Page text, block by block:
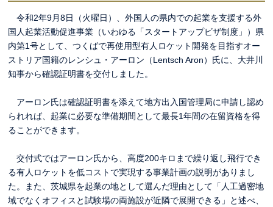
令和2年9月8日（火曜日）、外国人の県内での起業を支援する外
国人起業活動促進事業（いわゆる「スタートアップビザ制度」）県
内第1号として、つくばで再使用型有人ロケット開発を目指すオー
ストリア国籍のレンシュ・アーロン（Lentsch Aron）氏に、大井川
知事から確認証明書を交付しました。
アーロン氏は確認証明書を添えて地方出入国管理局に申請し認め
られれば、起業に必要な準備期間として最長1年間の在留資格を得
ることができます。
交付式ではアーロン氏から、高度200キロまで繰り返し飛行でき
る有人ロケットを低コストで実現する事業計画の説明がありまし
た。また、茨城県を起業の地として選んだ理由として「人工過密地
域でなくオフィスと試験場の両施設が近隣で展開できる」と述べ、